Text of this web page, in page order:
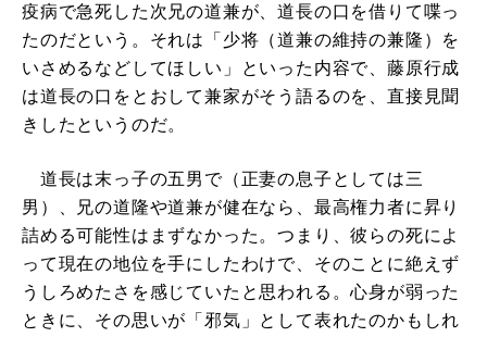
疫病で急死した次兄の道兼が、道長の口を借りて喋っ
たのだという。それは「少将（道兼の維持の兼隆）を
いさめるなどしてほしい」といった内容で、藤原行成
は道長の口をとおして兼家がそう語るのを、直接見聞
きしたというのだ。
道長は末っ子の五男で（正妻の息子としては三
男）、兄の道隆や道兼が健在なら、最高権力者に昇り
詰める可能性はまずなかった。つまり、彼らの死によ
って現在の地位を手にしたわけで、そのことに絶えず
うしろめたさを感じていたと思われる。心身が弱った
ときに、その思いが「邪気」として表れたのかもしれ